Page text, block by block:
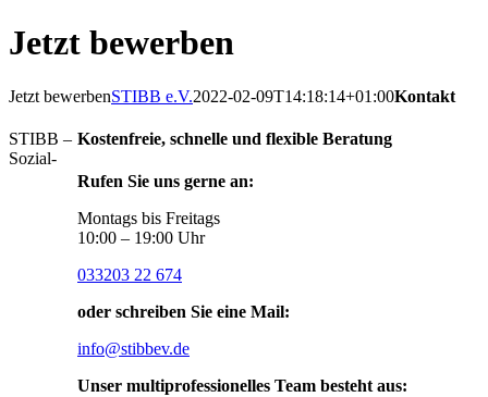
Jetzt bewerben
Jetzt bewerbenSTIBB e.V.2022-02-09T14:18:14+01:00
Kostenfreie, schnelle und flexible Beratung
Rufen Sie uns gerne an:
Montags bis Freitags
10:00 – 19:00 Uhr
033203 22 674
oder schreiben Sie eine Mail:
info@stibbev.de
Unser multiprofessionelles Team besteht aus:
Kontakt
STIBB –
Sozial-